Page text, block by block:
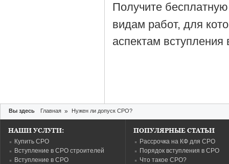
Получите
видам работ, для
аспектам
Вы здесь Главная » Нужен ли допуск СРО?
НАШИ УСЛУГИ:
Купить СРО
Вступление в СРО строителей
Вступление в СРО
ПОПУЛЯРНЫЕ СТАТЬИ
Рассрочка на КФ для СРО
Порядок вступления в СРО
Что такое СРО?